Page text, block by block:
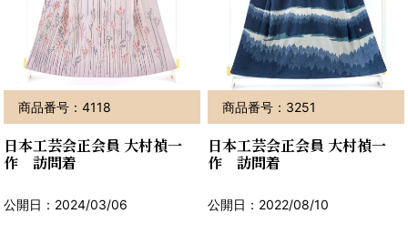
商品番号：4118
日本工芸会正会員 大村禎一
作 訪問着
公開日：2024/03/06
商品番号：3251
日本工芸会正会員 大村禎一
作 訪問着
公開日：2022/08/10